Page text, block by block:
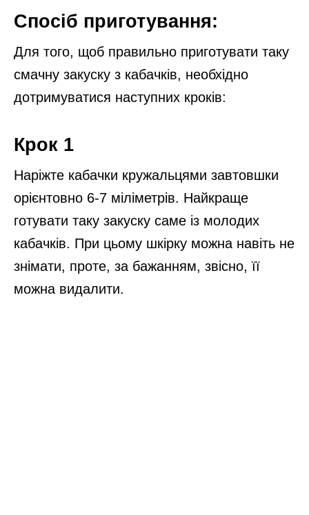
Спосіб приготування:
Для того, щоб правильно приготувати таку
смачну закуску з кабачків, необхідно
дотримуватися наступних кроків:
Крок 1
Наріжте кабачки кружальцями завтовшки
орієнтовно 6-7 міліметрів. Найкраще
готувати таку закуску саме із молодих
кабачків. При цьому шкірку можна навіть не
знімати, проте, за бажанням, звісно, її
можна видалити.